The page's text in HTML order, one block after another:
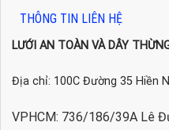
THÔNG TIN LIÊN HỆ
LƯỚI AN TOÀN VÀ DÂY
Địa chỉ: 100C Đường 35 Hiền
VPHCM: 736/186/39A Lê